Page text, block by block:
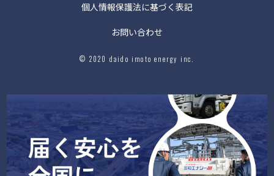
個人情報保護法に基づく表記
お問い合わせ
© 2020 daido imoto energy inc.